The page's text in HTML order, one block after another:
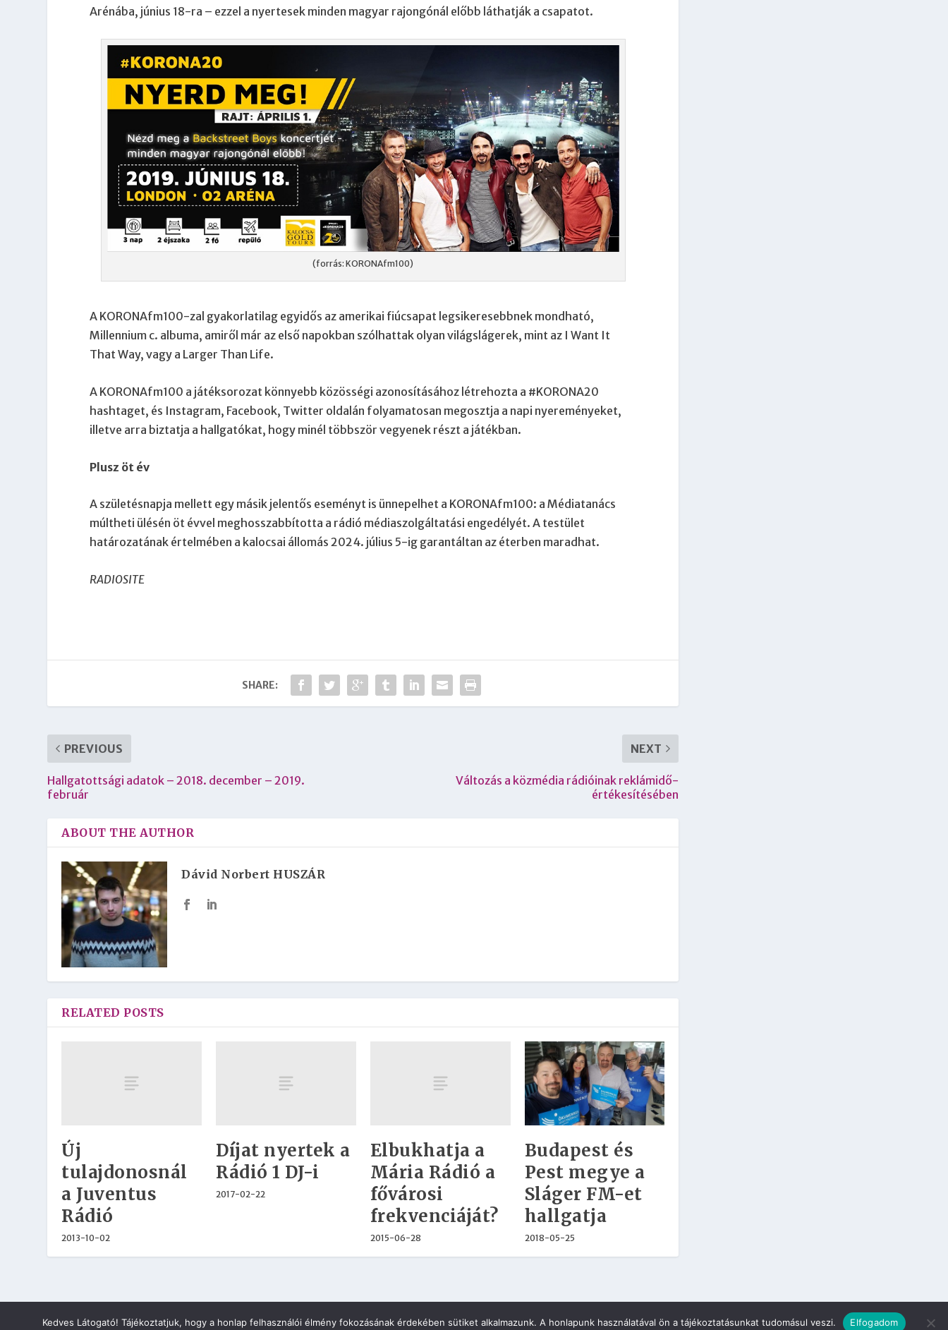
Arénába, június 18-ra – ezzel a nyertesek minden magyar rajongónál előbb láthatják a csapatot.
(forrás: KORONAfm100)
A KORONAfm100-zal gyakorlatilag egyidős az amerikai fiúcsapat legsikeresebbnek mondható,
Millennium c. albuma, amiről már az első napokban szólhattak olyan világslágerek, mint az I Want It
That Way, vagy a Larger Than Life.
A KORONAfm100 a játéksorozat könnyebb közösségi azonosításához létrehozta a #KORONA20
hashtaget, és Instagram, Facebook, Twitter oldalán folyamatosan megosztja a napi nyereményeket,
illetve arra biztatja a hallgatókat, hogy minél többször vegyenek részt a játékban.
Plusz öt év
A születésnapja mellett egy másik jelentős eseményt is ünnepelhet a KORONAfm100: a Médiatanács
múltheti ülésén öt évvel meghosszabbította a rádió médiaszolgáltatási engedélyét. A testület
határozatának értelmében a kalocsai állomás 2024. július 5-ig garantáltan az éterben maradhat.
RADIOSITE
SHARE:
PREVIOUS
Hallgatottsági adatok – 2018. december – 2019.
február
NEXT
Változás a közmédia rádióinak reklámidő-
értékesítésében
ABOUT THE AUTHOR
Dávid Norbert HUSZÁR
RELATED POSTS
Új
tulajdonosnál
a Juventus
Rádió
2013-10-02
Díjat nyertek a
Rádió 1 DJ-i
2017-02-22
Elbukhatja a
Mária Rádió a
fővárosi
frekvenciáját?
2015-06-28
Budapest és
Pest megye a
Sláger FM-et
hallgatja
2018-05-25
Kedves Látogató! Tájékoztatjuk, hogy a honlap felhasználói élmény fokozásának érdekében sütiket alkalmazunk. A honlapunk használatával ön a tájékoztatásunkat tudomásul veszi. Elfogadom